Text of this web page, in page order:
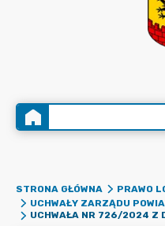
STRONA GŁÓWNA PRAWO
UCHWAŁY ZARZĄDU